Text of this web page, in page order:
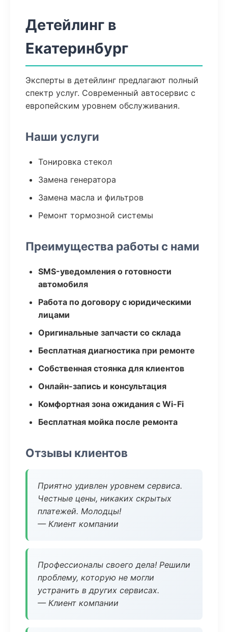
Детейлинг в
Екатеринбург
Эксперты в детейлинг предлагают полный
спектр услуг. Современный автосервис с
европейским уровнем обслуживания.
Наши услуги
Тонировка стекол
Замена генератора
Замена масла и фильтров
Ремонт тормозной системы
Преимущества работы с нами
SMS-уведомления о готовности
автомобиля
Работа по договору с юридическими
лицами
Оригинальные запчасти со склада
Бесплатная диагностика при ремонте
Собственная стоянка для клиентов
Онлайн-запись и консультация
Комфортная зона ожидания с Wi-Fi
Бесплатная мойка после ремонта
Отзывы клиентов
Приятно удивлен уровнем сервиса.
Честные цены, никаких скрытых
платежей. Молодцы!
— Клиент компании
Профессионалы своего дела! Решили
проблему, которую не могли
устранить в других сервисах.
— Клиент компании